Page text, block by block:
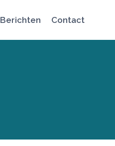
Berichten Contact